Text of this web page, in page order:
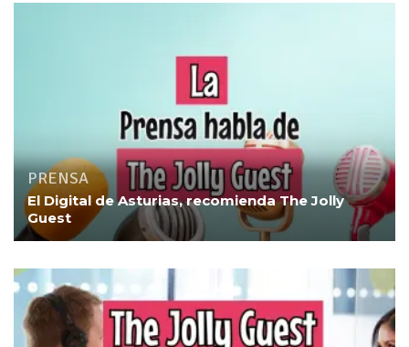
PRENSA
El Digital de Asturias, recomienda The Jolly
Guest